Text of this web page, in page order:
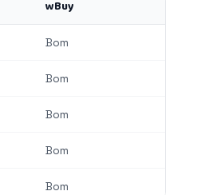
wBuy
Bom
Bom
Bom
Bom
Bom